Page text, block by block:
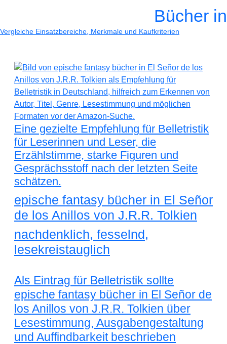
Bücher in
Vergleiche Einsatzbereiche, Merkmale und Kaufkriterien
Eine gezielte Empfehlung für Belletristik
für Leserinnen und Leser, die
Erzählstimme, starke Figuren und
Gesprächsstoff nach der letzten Seite
schätzen.
epische fantasy bücher in El Señor
de los Anillos von J.R.R. Tolkien
nachdenklich, fesselnd,
lesekreistauglich
Als Eintrag für Belletristik sollte
epische fantasy bücher in El Señor de
los Anillos von J.R.R. Tolkien über
Lesestimmung, Ausgabengestaltung
und Auffindbarkeit beschrieben